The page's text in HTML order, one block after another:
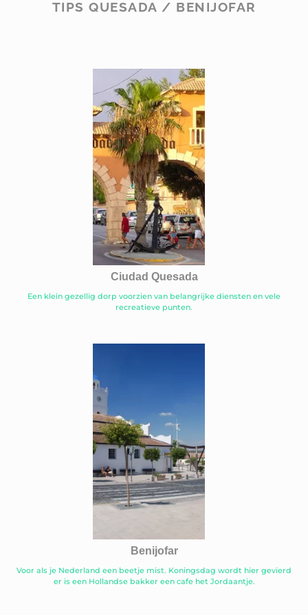
TIPS QUESADA / BENIJOFAR
Ciudad Quesada
Een klein gezellig dorp voorzien van belangrijke diensten en vele
recreatieve punten.
Benijofar
Voor als je Nederland een beetje mist. Koningsdag wordt hier gevierd
er is een Hollandse bakker een cafe het Jordaantje.